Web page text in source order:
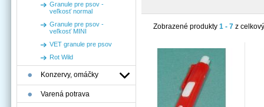
Granule pre psov -
veľkosť normal
Granule pre psov -
veľkosť MINI
VET granule pre psov
Rot Wild
Konzervy, omáčky
Varená potrava
Zobrazené produkty 1 - 7 z